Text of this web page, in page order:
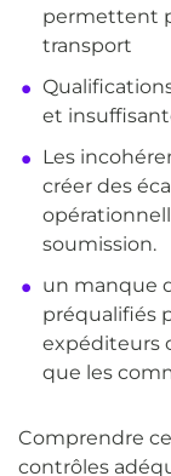
permettent
transport
et
Les
créer des
soumission.
un manque
préqualifiés
expéditeurs
que les
Comprendre
contrôles